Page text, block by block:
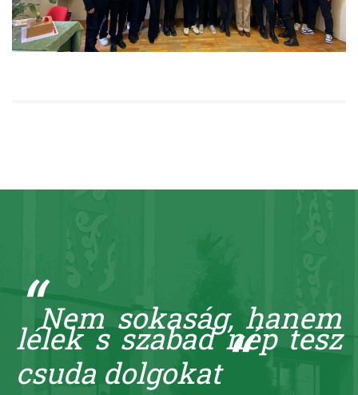
“Nem sokaság, hanem
lélek s szabad nép tesz
csuda dolgokat“